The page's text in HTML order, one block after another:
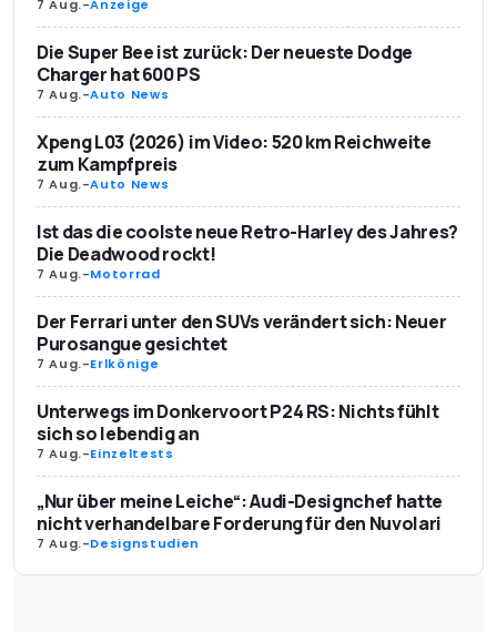
7 Aug.-Anzeige
Die Super Bee ist zurück: Der neueste Dodge
Charger hat 600 PS
7 Aug.-Auto News
Xpeng L03 (2026) im Video: 520 km Reichweite
zum Kampfpreis
7 Aug.-Auto News
Ist das die coolste neue Retro-Harley des Jahres?
Die Deadwood rockt!
7 Aug.-Motorrad
Der Ferrari unter den SUVs verändert sich: Neuer
Purosangue gesichtet
7 Aug.-Erlkönige
Unterwegs im Donkervoort P24 RS: Nichts fühlt
sich so lebendig an
7 Aug.-Einzeltests
„Nur über meine Leiche“: Audi-Designchef hatte
nicht verhandelbare Forderung für den Nuvolari
7 Aug.-Designstudien